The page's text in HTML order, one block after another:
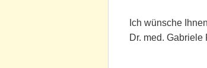
Ich wünsche
Dr. med. Gabriele